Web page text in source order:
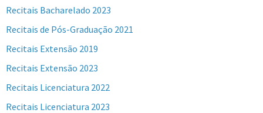
Recitais Bacharelado 2023
Recitais de Pós-Graduação 2021
Recitais Extensão 2019
Recitais Extensão 2023
Recitais Licenciatura 2022
Recitais Licenciatura 2023